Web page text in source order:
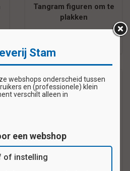
Tangram figuren om te
plakken
Stam
webshops onderscheid tussen
en (professionele) klein
verschilt alleen in
een webshop
of instelling